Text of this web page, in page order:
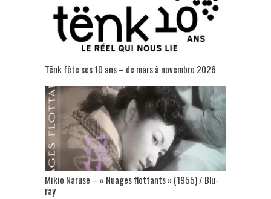
Tënk fête ses 10 ans – de mars à novembre 2026
Mikio Naruse – « Nuages flottants » (1955) / Blu-
ray